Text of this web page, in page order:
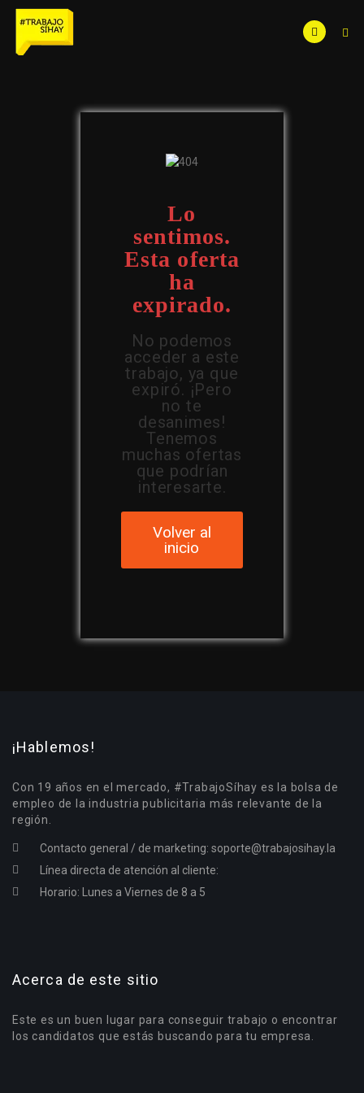
Lo
sentimos.
Esta oferta
ha
expirado.
No podemos
acceder a este
trabajo, ya que
expiró. ¡Pero
no te
desanimes!
Tenemos
muchas ofertas
que podrían
interesarte.
Volver al
inicio
¡Hablemos!
Con 19 años en el mercado, #TrabajoSíhay es la bolsa de
empleo de la industria publicitaria más relevante de la
región.
Contacto general / de marketing: soporte@trabajosihay.la
Línea directa de atención al cliente:
Horario: Lunes a Viernes de 8 a 5
Acerca de este sitio
Este es un buen lugar para conseguir trabajo o encontrar
los candidatos que estás buscando para tu empresa.